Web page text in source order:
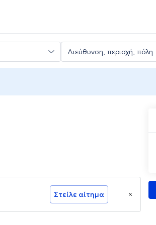
Στείλε αίτημα